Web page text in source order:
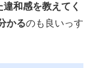
和感を教えてく
かるのも良いっす